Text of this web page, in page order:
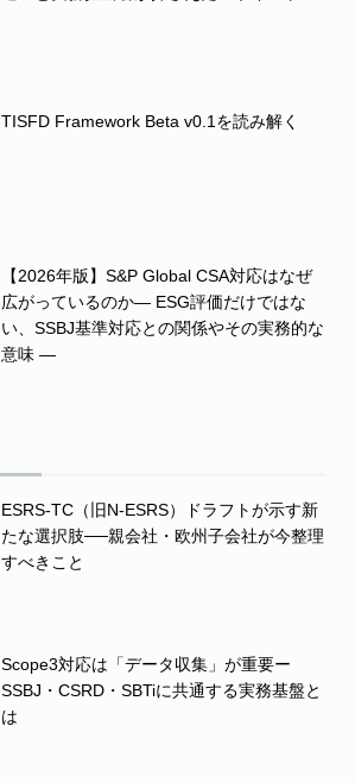
TISFD Framework Beta v0.1を読み解く
【2026年版】S&P Global CSA対応はなぜ
広がっているのか― ESG評価だけではな
い、SSBJ基準対応との関係やその実務的な
意味 ―
ESRS-TC（旧N-ESRS）ドラフトが示す新
たな選択肢──親会社・欧州子会社が今整理
すべきこと
Scope3対応は「データ収集」が重要ー
SSBJ・CSRD・SBTiに共通する実務基盤と
は